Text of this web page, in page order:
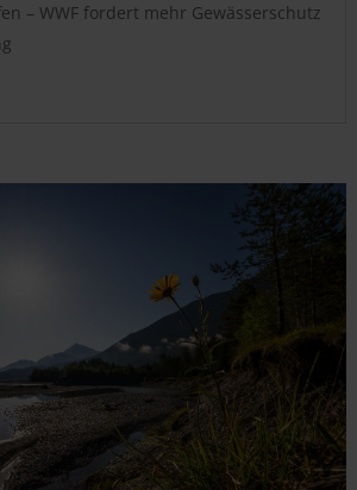
– WWF fordert mehr Gewässerschutz